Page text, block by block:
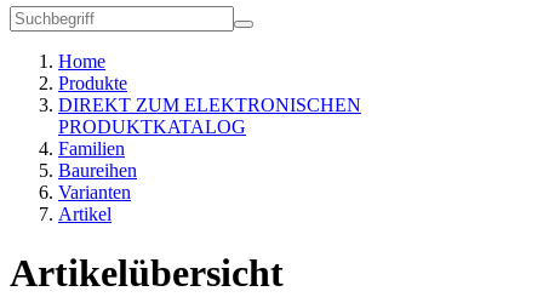
Home
Produkte
DIREKT ZUM ELEKTRONISCHEN
PRODUKTKATALOG
Familien
Baureihen
Varianten
Artikel
Artikelübersicht